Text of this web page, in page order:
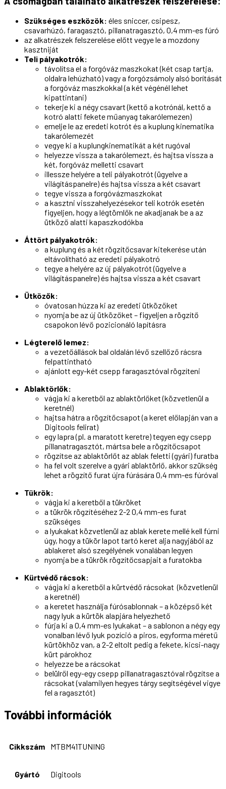
Szükséges eszközök: éles sniccer, csipesz,
csavarhúzó, faragasztó, pillanatragasztó, 0,4 mm-es fúró
az alkatrészek felszerelése előtt vegye le a mozdony
kasztniját
Teli pályakotrók:
távolítsa el a forgóváz maszkokat (két csap tartja,
oldalra lehúzható) vagy a forgózsámoly alsó borítását
a forgóváz maszkokkal (a két végénél lehet
kipattintani)
tekerje ki a négy csavart (kettő a kotrónál, kettő a
kotró alatti fekete műanyag takarólemezen)
emelje le az eredeti kotrót és a kuplung kinematika
takarólemezét
vegye ki a kuplungkinematikát a két rugóval
helyezze vissza a takarólemezt, és hajtsa vissza a
két, forgóváz melletti csavart
illessze helyére a teli pályakotrót (ügyelve a
világításpanelre) és hajtsa vissza a két csavart
tegye vissza a forgóvázmaszkokat
a kasztni visszahelyezésekor teli kotrók esetén
figyeljen, hogy a légtömlők ne akadjanak be a az
ütköző alatti kapaszkodókba
Áttört pályakotrók:
a kuplung és a két rögzítőcsavar kitekerése után
eltávolítható az eredeti pályakotró
tegye a helyére az új pályakotrót (ügyelve a
világításpanelre) és hajtsa vissza a két csavart
Ütközők:
óvatosan húzza ki az eredeti ütközőket
nyomja be az új ütközőket – figyeljen a rögzítő
csapokon lévő pozicionáló lapításra
Légterelő lemez:
a vezetőállások bal oldalán lévő szellőző rácsra
felpattintható
ajánlott egy-két csepp faragasztóval rögzíteni
Ablaktörlők:
vágja ki a keretből az ablaktörlőket (közvetlenül a
keretnél)
hajtsa hátra a rögzítőcsapot (a keret előlapján van a
Digitools felirat)
egy lapra (pl. a maratott keretre) tegyen egy csepp
pillanatragasztót, mártsa bele a rögzítőcsapot
rögzítse az ablaktörlőt az ablak feletti (gyári) furatba
ha fel volt szerelve a gyári ablaktörlő, akkor szükség
lehet a rögzítő furat újra fúrására 0,4 mm-es fúróval
Tükrök:
vágja ki a keretből a tükröket
a tükrök rögzítéséhez 2-2 0,4 mm-es furat
szükséges
a lyukakat közvetlenül az ablak kerete mellé kell fúrni
úgy, hogy a tükör lapot tartó keret alja nagyjából az
ablakeret alsó szegélyének vonalában legyen
nyomja be a tükrök rögzítőcsapjait a furatokba
Kürtvédő rácsok:
vágja ki a keretből a kürtvédő rácsokat (közvetlenül
a keretnél)
a keretet használja fúrósablonnak – a középső két
nagy lyuk a kürtök alapjára helyezhető
fúrja ki a 0,4 mm-es lyukakat – a sablonon a négy egy
vonalban lévő lyuk pozíció a piros, egyforma méretű
kürtökhöz van, a 2-2 eltolt pedig a fekete, kicsi-nagy
kürt párokhoz
helyezze be a rácsokat
belülről egy-egy csepp pillanatragasztóval rögzítse a
rácsokat (valamilyen hegyes tárgy segítségével vigye
fel a ragasztót)
További információk
Cikkszám MTBM41TUNING
Gyártó Digitools